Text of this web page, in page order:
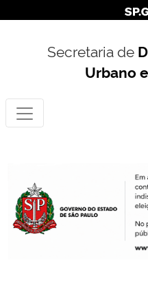
Secretaria de
Urbano